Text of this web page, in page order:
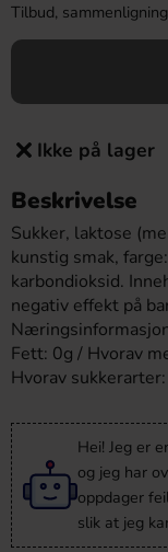
Tilbud,
Ikke på lager
Beskrivelse
Sukker, laktose
kunstig smak,
karbondioksid.
negativ effekt på
Fett: 0g / Hvorav
Hvorav
Hei! Jeg er
og jeg har
oppdager
slik at jeg